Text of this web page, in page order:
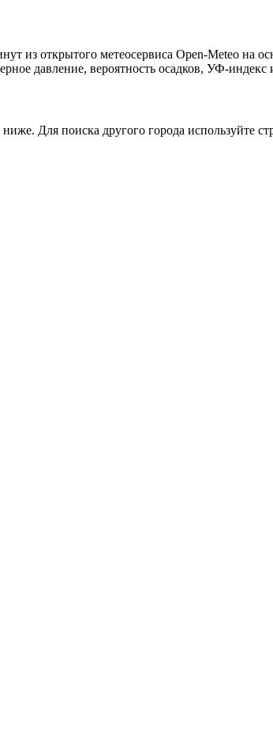
из открытого метеосервиса Open-Meteo на
давление, вероятность осадков, УФ-
Для поиска другого города используйте